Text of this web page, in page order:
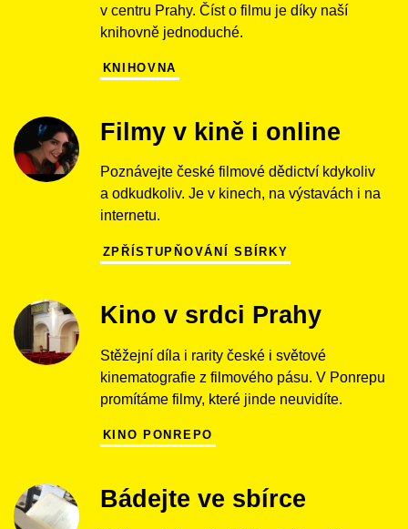
v centru Prahy. Číst o filmu je díky naší
knihovně jednoduché.
KNIHOVNA
Filmy v kině i online
Poznávejte české filmové dědictví kdykoliv
a odkudkoliv. Je v kinech, na výstavách i na
internetu.
ZPŘÍSTUPŇOVÁNÍ SBÍRKY
Kino v srdci Prahy
Stěžejní díla i rarity české i světové
kinematografie z filmového pásu. V Ponrepu
promítáme filmy, které jinde neuvidíte.
KINO PONREPO
Bádejte ve sbírce